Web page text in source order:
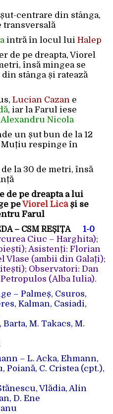
centrare din stânga,
transversală
intră în locul lui Halep
de pe dreapta, Viorel
însă mingea se
stânga și ratează
Lucian Cazan e
, iar la Farul iese
Alexandru Nicola
un șut bun de la 12
Muțiu respinge în
la 30 de metri, însă
de pe dreapta a lui
peViorel Lică și se
Farul
– CSM REȘIȚA 1-0
Ciuc – Harghita);
Asistenți: Florian
Vlase (ambii din Galați);
Observatori: Dan
(Alba Iulia).
– Palmeș, Csuros,
Kalman, Casiadi,
M. Takacs, M.
– L. Acka, Ehmann,
Poiană, C. Cristea (cpt.),
Vlădia, Alin
D. Ene